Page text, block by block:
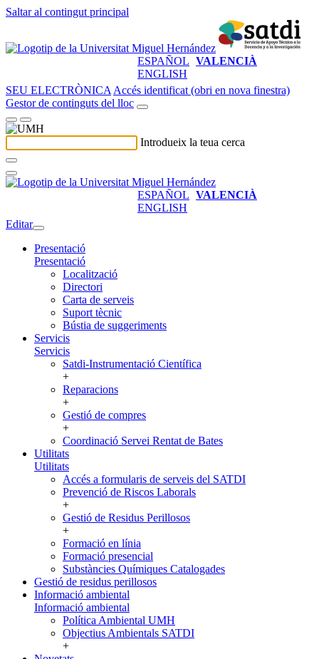
Saltar al contingut principal
ESPAÑOL VALENCIÀ
ENGLISH
SEU ELECTRÒNICA Accés identificat (obri en nova finestra)
Gestor de continguts del lloc
Introdueix la teua cerca
ESPAÑOL VALENCIÀ
ENGLISH
Editar
Presentació
Presentació
Localització
Directori
Carta de serveis
Suport tècnic
Bústia de suggeriments
Servicis
Servicis
Satdi-Instrumentació Científica
+
Reparacions
+
Gestió de compres
+
Coordinació Servei Rentat de Bates
Utilitats
Utilitats
Accés a formularis de serveis del SATDI
Prevenció de Riscos Laborals
+
Gestió de Residus Perillosos
+
Formació en línia
Formació presencial
Substàncies Químiques Catalogades
Gestió de residus perillosos
Informació ambiental
Informació ambiental
Política Ambiental UMH
Objectius Ambientals SATDI
+